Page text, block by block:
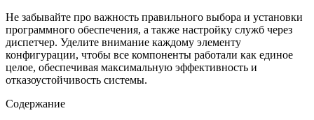
Не забывайте про важность правильного выбора и установки
программного обеспечения, а также настройку служб через
диспетчер. Уделите внимание каждому элементу
конфигурации, чтобы все компоненты работали как единое
целое, обеспечивая максимальную эффективность и
отказоустойчивость системы.
Содержание